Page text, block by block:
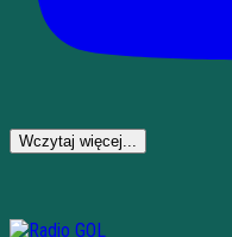
Wczytaj więcej...